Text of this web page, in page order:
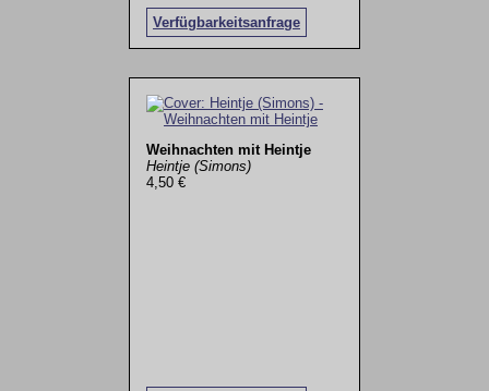
Verfügbarkeitsanfrage
Weihnachten mit Heintje
Heintje (Simons)
4,50 €